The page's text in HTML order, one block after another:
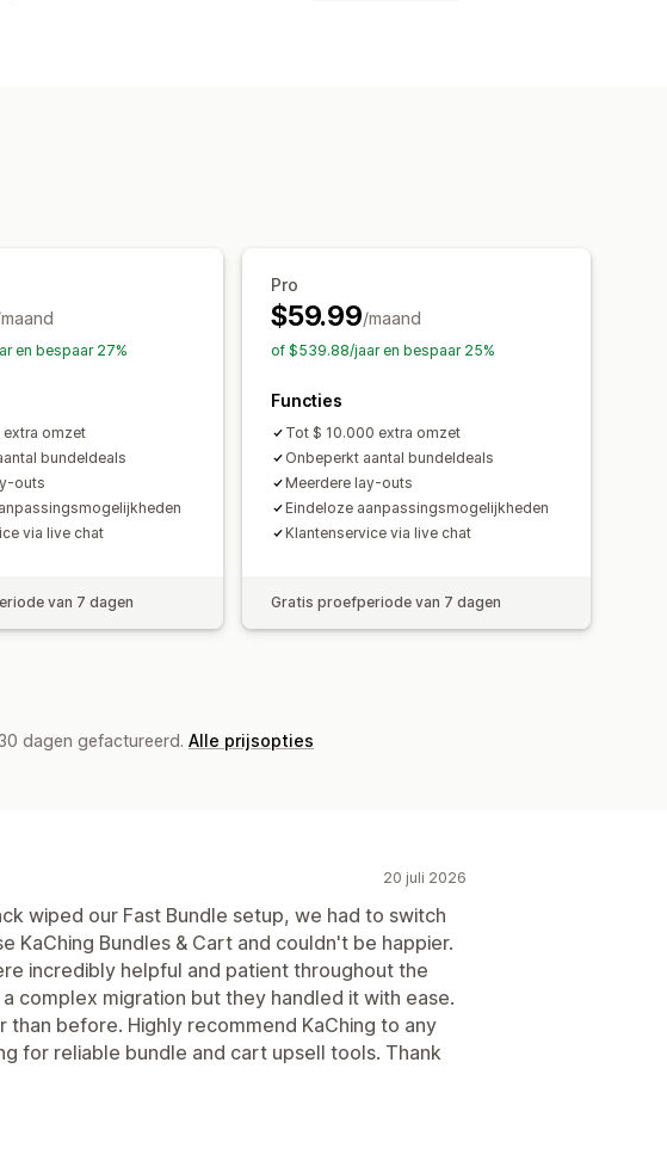
Percentagekortingen
Abonnementen
Dynamische prijzen Aangepaste prijzen
Productaanbevelingen
Volumekortingen
Upgrade van abonnement
en bespaar 27%
omzet
bundeldeals
outs
via live chat
van 7 dagen
Pro
$59.99/maand
of $539.88/jaar en bespaar 25%
Functies
Tot $ 10.000 extra omzet
Onbeperkt aantal bundeldeals
Meerdere lay-outs
Eindeloze aanpassingsmogelijkheden
Klantenservice via live chat
Gratis proefperiode van 7 dagen
dagen gefactureerd. Alle prijsopties
20 juli 2026
wiped our Fast Bundle setup, we had to switch
KaChing Bundles & Cart and couldn't be happier.
incredibly helpful and patient throughout the
complex migration but they handled it with ease.
before. Highly recommend KaChing to any
for reliable bundle and cart upsell tools. Thank